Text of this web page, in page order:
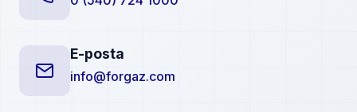
E-posta
info@forgaz.com